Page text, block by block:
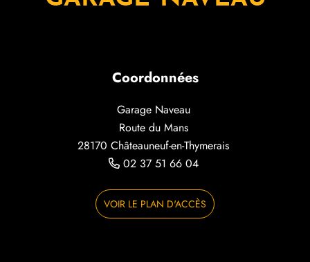
Coordonnées
Garage Naveau
Route du Mans
28170 Châteauneuf-en-Thymerais
02 37 51 66 04
VOIR LE PLAN D'ACCÈS